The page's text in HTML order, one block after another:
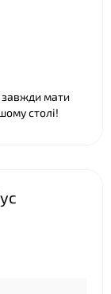
завжди мати
столі!